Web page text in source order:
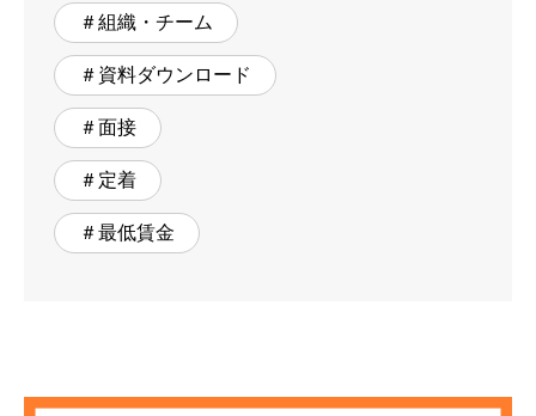
＃組織・チーム
＃資料ダウンロード
＃面接
＃定着
＃最低賃金